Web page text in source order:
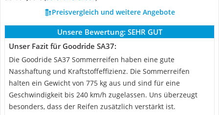
Preisvergleich und weitere Angebote
Unsere Bewertung: SEHR GUT
Unser Fazit für Goodride SA37:
Die Goodride SA37 Sommerreifen haben eine gute
Nasshaftung und Kraftstoffeffizienz. Die Sommerreifen
halten ein Gewicht von 775 kg aus und sind für eine
Geschwindigkeit bis 240 km/h zugelassen. Uns überzeugt
besonders, dass der Reifen zusätzlich verstärkt ist.